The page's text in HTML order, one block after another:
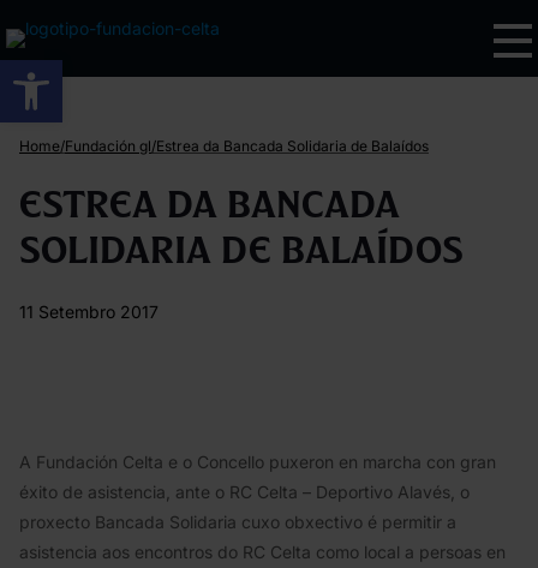
Abrir barra de ferramentas
Home/Fundación gl/Estrea da Bancada Solidaria de Balaídos
Estrea da Bancada
Solidaria de Balaídos
11 Setembro 2017
A Fundación Celta e o Concello puxeron en marcha con gran
éxito de asistencia, ante o RC Celta – Deportivo Alavés, o
proxecto Bancada Solidaria cuxo obxectivo é permitir a
asistencia aos encontros do RC Celta como local a persoas en